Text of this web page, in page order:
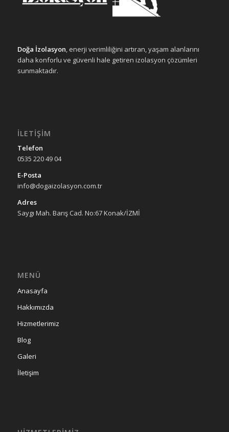
Doğa İzolasyon, enerji verimliliğini artıran, yaşam alanlarını
daha konforlu ve güvenli hale getiren izolasyon çözümleri
sunmaktadır.
İLETIŞIM
Telefon
0535 220 49 04
E-Posta
info@dogaizolasyon.com.tr
Adres
Saygı Mah. Barış Cad. No:67 Konak/İZMİ
MENÜ
Anasayfa
Hakkımızda
Hizmetlerimiz
Blog
Galeri
İletişim